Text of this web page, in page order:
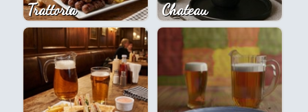
Trattoria Chateau